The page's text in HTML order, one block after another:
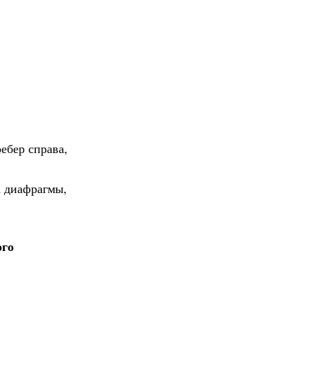
справа,
диафрагмы,